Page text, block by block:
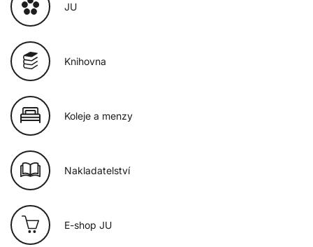
JU
Knihovna
Koleje a menzy
Nakladatelství
E-shop JU